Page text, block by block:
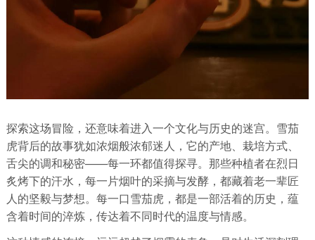
探索这场冒险，还意味着进入一个文化与历史的迷宫。雪茄
虎背后的故事犹如浓烟般浓郁迷人，它的产地、栽培方式、
舌尖的调和秘密——每一环都值得探寻。那些种植者在烈日
炙烤下的汗水，每一片烟叶的采摘与发酵，都藏着老一辈匠
人的坚毅与梦想。每一口雪茄虎，都是一部活着的历史，蕴
含着时间的淬炼，传达着不同时代的温度与情感。